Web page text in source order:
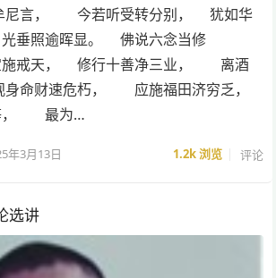
尼言， 今若听受转分别， 犹如华
垂照逾晖显。 佛说六念当修
戒天， 修行十善净三业， 离酒
命财速危朽， 应施福田济穷乏，
， 最为…
年3月13日 1.2k浏览 评论
选讲